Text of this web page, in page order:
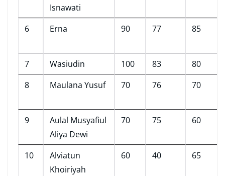
Isnawati
6 Erna 90 77 85
7 Wasiudin 100 83
80
8
Maulana Yusuf 70 76 70
9
Aulal Musyafiul
Aliya Dewi
70 75 60
10
Alviatun
Khoiriyah
60 40 65